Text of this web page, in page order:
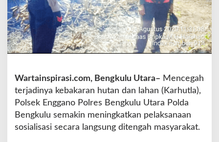
l
s
e
k
E
n
n
o
G
e
Wartainspirasi.com, Bengkulu Utara– Mencegah
terjadinya kebakaran hutan dan lahan (Karhutla),
Polsek Enggano Polres Bengkulu Utara Polda
Bengkulu semakin meningkatkan pelaksanaan
sosialisasi secara langsung ditengah masyarakat.